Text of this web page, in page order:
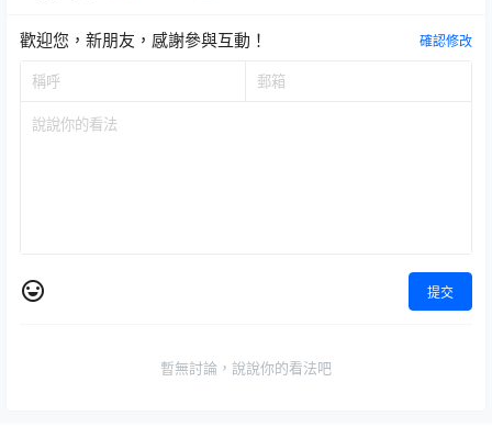
歡迎您，新朋友，感謝參與互動！ 確認修改
提交
暫無討論，說說你的看法吧